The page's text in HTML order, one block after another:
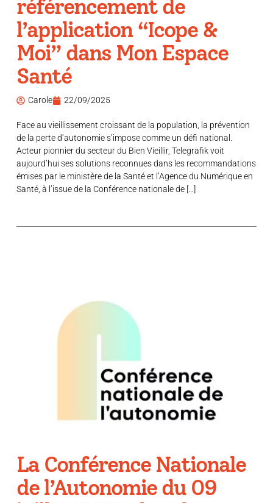
référencement de
l’application “Icope &
Moi” dans Mon Espace
Santé
Carole 22/09/2025
Face au vieillissement croissant de la population, la prévention
de la perte d’autonomie s’impose comme un défi national.
Acteur pionnier du secteur du Bien Vieillir, Telegrafik voit
aujourd’hui ses solutions reconnues dans les recommandations
émises par le ministère de la Santé et l’Agence du Numérique en
Santé, à l’issue de la Conférence nationale de […]
La Conférence Nationale
de l’Autonomie du 09